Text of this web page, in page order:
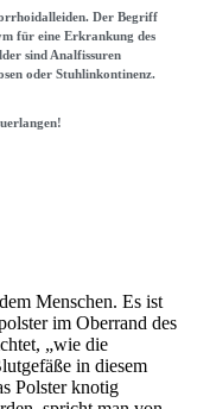
Der Begriff
für eine Erkrankung des
sind Analfissuren
oder Stuhlinkontinenz.
Menschen. Es ist
im Oberrand des
„wie die
in diesem
Polster knotig